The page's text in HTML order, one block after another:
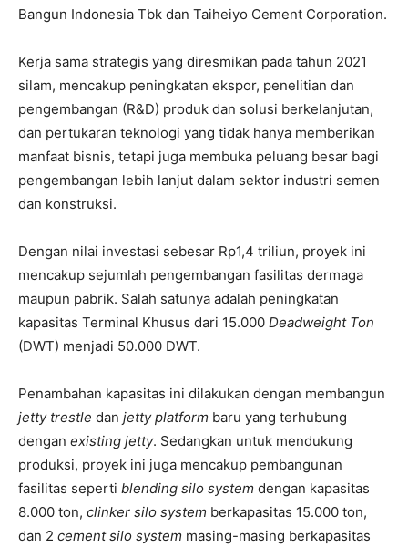
Bangun Indonesia Tbk dan Taiheiyo Cement Corporation.
Kerja sama strategis yang diresmikan pada tahun 2021
silam, mencakup peningkatan ekspor, penelitian dan
pengembangan (R&D) produk dan solusi berkelanjutan,
dan pertukaran teknologi yang tidak hanya memberikan
manfaat bisnis, tetapi juga membuka peluang besar bagi
pengembangan lebih lanjut dalam sektor industri semen
dan konstruksi.
Dengan nilai investasi sebesar Rp1,4 triliun, proyek ini
mencakup sejumlah pengembangan fasilitas dermaga
maupun pabrik. Salah satunya adalah peningkatan
kapasitas Terminal Khusus dari 15.000 Deadweight Ton
(DWT) menjadi 50.000 DWT.
Penambahan kapasitas ini dilakukan dengan membangun
jetty trestle dan jetty platform baru yang terhubung
dengan existing jetty. Sedangkan untuk mendukung
produksi, proyek ini juga mencakup pembangunan
fasilitas seperti blending silo system dengan kapasitas
8.000 ton, clinker silo system berkapasitas 15.000 ton,
dan 2 cement silo system masing-masing berkapasitas